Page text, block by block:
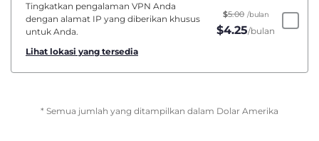
Tingkatkan pengalaman VPN Anda
dengan alamat IP yang diberikan khusus
untuk Anda.
Lihat lokasi yang tersedia
$5.00 /bulan
$4.25/bulan
* Semua jumlah yang ditampilkan dalam Dolar Amerika